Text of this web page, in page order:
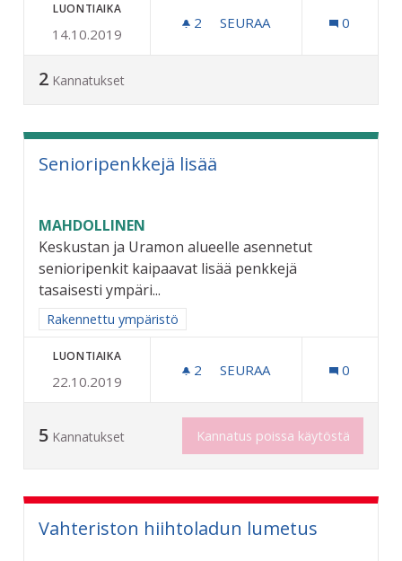
LUONTIAIKA
14.10.2019
2 2 SEURAAJAA
SEURAA 0
2 Kannatukset
Senioripenkkejä lisää
MAHDOLLINEN
Keskustan ja Uramon alueelle asennetut
senioripenkit kaipaavat lisää penkkejä
tasaisesti ympäri...
Rajaa tulokset aihepiirin mukaan: Rakennettu ympäristö
Rakennettu ympäristö
LUONTIAIKA
22.10.2019
2 2 SEURAAJAA
SEURAA 0
5 Kannatukset Kannatus poissa käytöstä
Vahteriston hiihtoladun lumetus